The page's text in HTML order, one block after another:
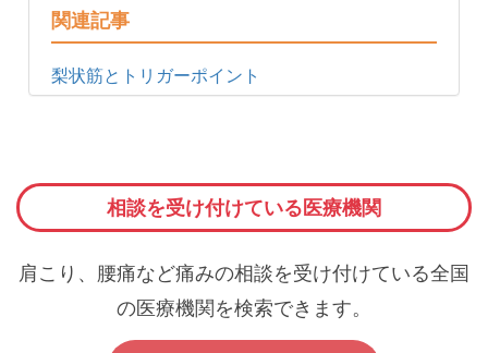
関連記事
梨状筋とトリガーポイント
相談を受け付けている医療機関
肩こり、腰痛など痛みの相談を受け付けている全国
の医療機関を検索できます。